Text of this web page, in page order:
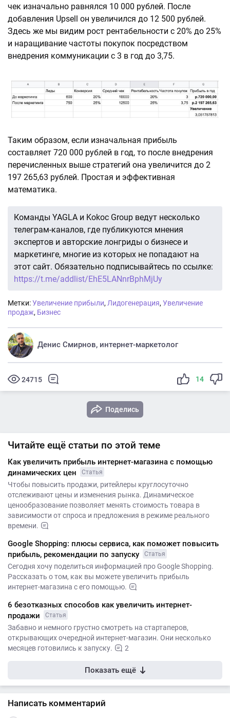
чек изначально равнялся 10 000 рублей. После
добавления Upsell он увеличился до 12 500 рублей.
Здесь же мы видим рост рентабельности с 20% до 25%
и наращивание частоты покупок посредством
внедрения коммуникации с 3 в год до 3,75.
Таким образом, если изначальная прибыль
составляет 720 000 рублей в год, то после внедрения
перечисленных выше стратегий она увеличится до 2
197 265,63 рублей. Простая и эффективная
математика.
Команды YAGLA и Kokoc Group ведут несколько
телеграм-каналов, где публикуются мнения
экспертов и авторские лонгриды о бизнесе и
маркетинге, многие из которых не попадают на
этот сайт. Обязательно подписывайтесь по ссылке:
https://t.me/addlist/EhE5LANnrBphMjUy
Метки:Увеличение прибыли, Лидогенерация, Увеличение
продаж, Бизнес
Денис Смирнов, интернет-маркетолог
24715 14
Поделись
Читайте ещё статьи по этой теме
Как увеличить прибыль интернет-магазина с помощью
динамических цен
Статья
Чтобы повысить продажи, ритейлеры круглосуточно
отслеживают цены и изменения рынка. Динамическое
ценообразование позволяет менять стоимость товара в
зависимости от спроса и предложения в режиме реального
времени.
Google Shopping: плюсы сервиса, как поможет повысить
прибыль, рекомендации по запуску
Статья
Сегодня хочу поделиться информацией про Google Shopping.
Рассказать о том, как вы можете увеличить прибыль
интернет-магазина с его помощью.
6 безотказных способов как увеличить интернет-
продажи
Статья
Забавно и немного грустно смотреть на стартаперов,
открывающих очередной интернет-магазин. Они несколько
месяцев готовились к запуску.
2
Показать ещё
Написать комментарий